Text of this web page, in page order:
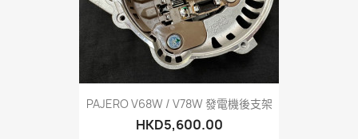
PAJERO V68W / V78W 發電機後支架
HKD5,600.00